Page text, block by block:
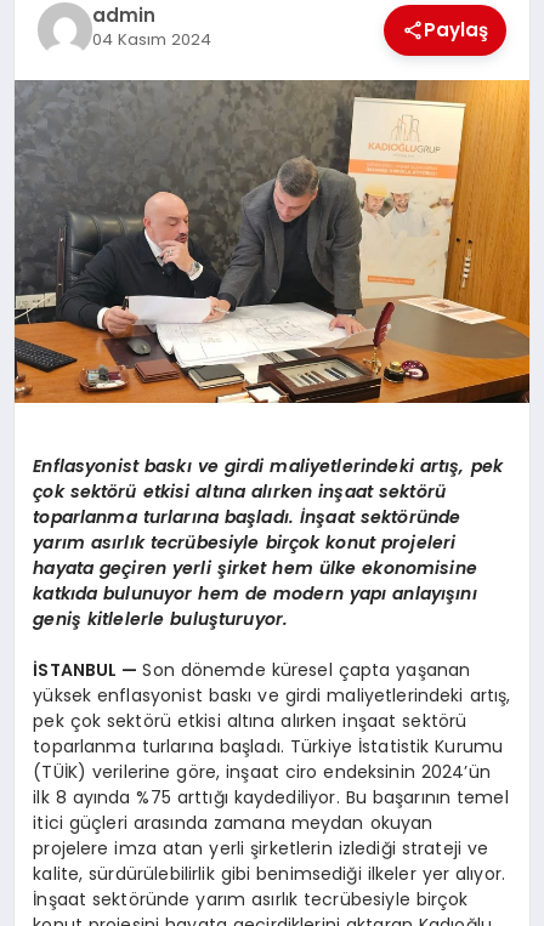
admin
04 Kasım 2024 Paylaş
Enflasyonist baskı ve girdi maliyetlerindeki artış, pek
çok sektörü etkisi altına alırken inşaat sektörü
toparlanma turlarına başladı. İnşaat sektöründe
yarım asırlık tecrübesiyle birçok konut projeleri
hayata geçiren yerli şirkethem ülke ekonomisine
katkıda bulunuyor hem de modern yapı anlayışını
geniş kitlelerle buluşturuyor.
İSTANBUL —Son dönemde küresel çapta yaşanan
yüksek enflasyonist baskı ve girdi maliyetlerindeki artış,
pek çok sektörü etkisi altına alırken inşaat sektörü
toparlanma turlarına başladı. Türkiye İstatistik Kurumu
(TÜİK) verilerine göre, inşaat ciro endeksinin 2024’ün
ilk 8 ayında %75 arttığı kaydediliyor. Bu başarının temel
itici güçleri arasında zamana meydan okuyan
projelere imza atan yerli şirketlerin izlediği strateji ve
kalite, sürdürülebilirlik gibi benimsediği ilkeler yer alıyor.
İnşaat sektöründe yarım asırlık tecrübesiyle birçok